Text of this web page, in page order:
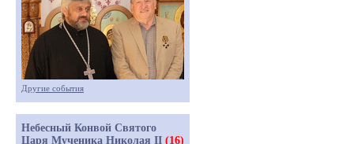
Другие события
Небесный Конвой Святого
Царя Мученика Николая II (16)